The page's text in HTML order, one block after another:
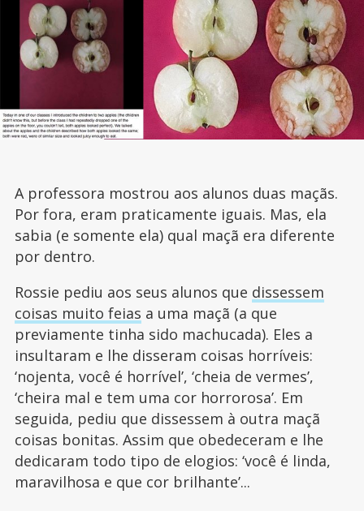
A professora mostrou aos alunos duas maçãs.
Por fora, eram praticamente iguais. Mas, ela
sabia (e somente ela) qual maçã era diferente
por dentro.
Rossie pediu aos seus alunos que dissessem
coisas muito feias a uma maçã (a que
previamente tinha sido machucada). Eles a
insultaram e lhe disseram coisas horríveis:
‘nojenta, você é horrível’, ‘cheia de vermes’,
‘cheira mal e tem uma cor horrorosa’. Em
seguida, pediu que dissessem à outra maçã
coisas bonitas. Assim que obedeceram e lhe
dedicaram todo tipo de elogios: ‘você é linda,
maravilhosa e que cor brilhante’...